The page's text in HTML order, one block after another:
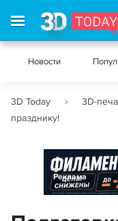
Новости
3D Today 3D-
празднику!
Реклама